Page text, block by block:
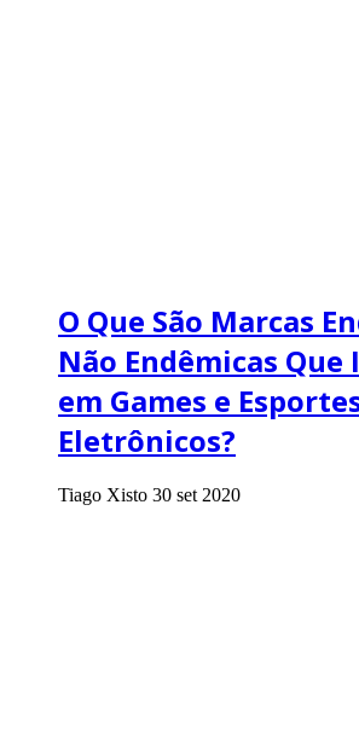
O Que São Marcas
Não Endêmicas
em Games e
Eletrônicos?
Tiago Xisto 30 set 2020